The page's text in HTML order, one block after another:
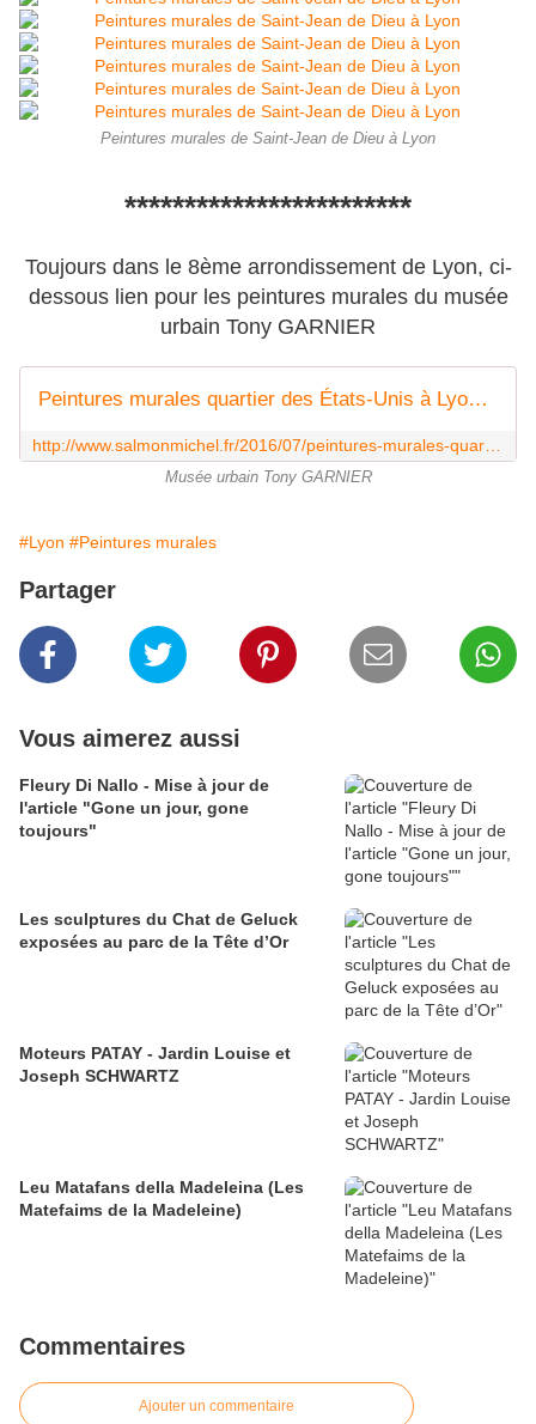
Peintures murales de Saint-Jean de Dieu à Lyon
************************
Toujours dans le 8ème arrondissement de Lyon, ci-
dessous lien pour les peintures murales du musée
urbain Tony GARNIER
Peintures murales quartier des États-Unis à Lyon - Passions de Michel
Musée urbain Tony GARNIER
#Lyon #Peintures murales
Partager
Vous aimerez aussi
Fleury Di Nallo - Mise à jour de
l'article "Gone un jour, gone
toujours"
Les sculptures du Chat de Geluck
exposées au parc de la Tête d’Or
Moteurs PATAY - Jardin Louise et
Joseph SCHWARTZ
Leu Matafans della Madeleina (Les
Matefaims de la Madeleine)
Commentaires
Ajouter un commentaire